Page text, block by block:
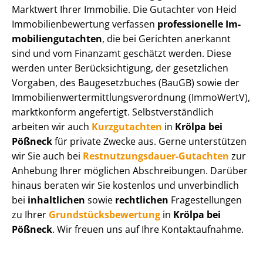
Marktwert Ihrer Immobilie. Die Gutachter von Heid
Im­mo­bi­li­en­be­wer­tung verfassen professionelle Im­
mo­bi­li­en­gut­ach­ten, die bei Gerichten anerkannt
sind und vom Finanzamt geschätzt werden. Diese
werden unter Be­rück­sich­ti­gung, der gesetzlichen
Vorgaben, des Baugesetzbuches (BauGB) sowie der
Im­mo­bi­li­en­wert­ermitt­lungs­ver­ord­nung (ImmoWertV),
marktkonform angefertigt. Selbst­ver­ständ­lich
arbeiten wir auch Kurzgutachten in Krölpa bei
Pößneckfür private Zwecke aus. Gerne unterstützen
wir Sie auch bei Rest­nut­zungs­dau­er-Gutachten zur
Anhebung Ihrer möglichen Abschreibungen. Darüber
hinaus beraten wir Sie kostenlos und unverbindlich
bei inhaltlichen sowie rechtlichen Fragestellungen
zu Ihrer Grund­stücks­be­wer­tung in Krölpa bei
Pößneck. Wir freuen uns auf Ihre Kontaktaufnahme.